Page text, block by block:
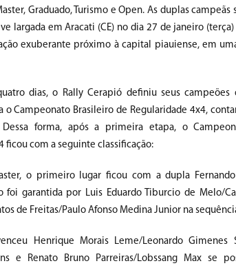
Graduado, Turismo e Open. As duplas
largada em Aracati (CE) no dia 27 de janeiro
exuberante próximo à capital piauiense, em
dias, o Rally Cerapió definiu seus
o Campeonato Brasileiro de Regularidade 4x4,
forma, após a primeira etapa, o
ficou com a seguinte classificação:
o primeiro lugar ficou com a dupla
foi garantida por Luis Eduardo Tiburcio de Melo/
de Freitas/Paulo Afonso Medina Junior na
Henrique Morais Leme/Leonardo Gimenes
e Renato Bruno Parreiras/Lobssang Max se